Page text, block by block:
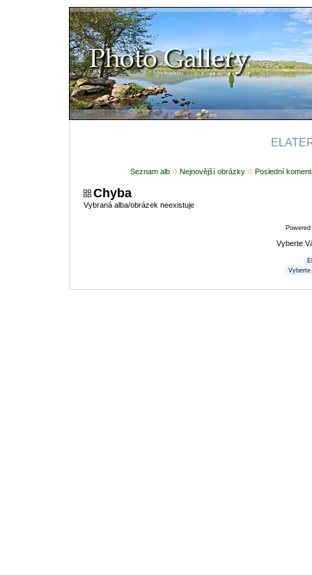
Seznam alb Nejnovější obrázky Poslední
Chyba
Vybraná alba/obrázek neexistuje
Vyberte